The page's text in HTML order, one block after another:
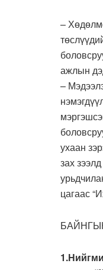
–
ажлын
–
ухаан
зах
цагаас